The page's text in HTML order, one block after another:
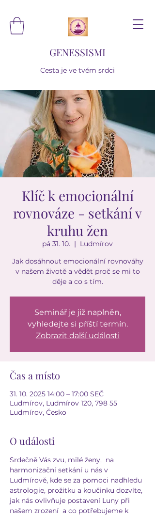
GENESSISMI
Cesta je ve tvém srdci
Klíč k emocionální
rovnováze - setkání v
kruhu žen
pá 31. 10.
  |
Ludmírov
Jak dosáhnout emocionální rovnováhy
v našem životě a vědět proč se mi to
děje a co s tím.
Seminář je již naplněn,
vyhledejte si příští termín.
Zobrazit další události
Čas a místo
31. 10. 2025 14:00 – 17:00 SEČ
Ludmírov, Ludmírov 120, 798 55
Ludmírov, Česko
O události
Srdečně Vás zvu, milé ženy,  na
harmonizační setkání u nás v
Ludmírově, kde se za pomoci nadhledu
astrologie, prožitku a koučinku dozvíte,
jak nás ovlivňuje postavení Luny při
našem zrození  a co potřebujeme k